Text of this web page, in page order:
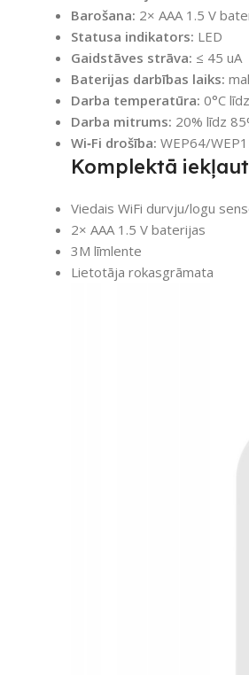
Barošana: 2× AAA 1.5 V
Statusa indikators: LED
Gaidstāves strāva: ≤ 45 uA
Baterijas darbības laiks:
Darba temperatūra: 0°C
Darba mitrums: 20% līdz
Wi‑Fi drošība: WEP64/
Komplektā
Viedais WiFi durvju/logu
2× AAA 1.5 V baterijas
3M līmlente
Lietotāja rokasgrāmata